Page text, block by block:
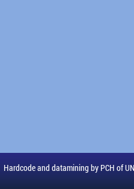
Hardcode and datamining by PCH of